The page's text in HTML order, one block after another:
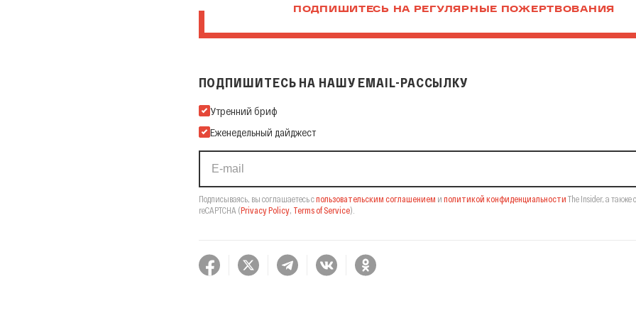
ПОДПИШИТЕСЬ НА РЕГУЛЯРНЫЕ ПОЖЕРТВОВАНИЯ
ПОДПИШИТЕСЬ НА НАШУ EMAIL-РАССЫЛКУ
Подпишитесь на нашу Email-рассылку
Утренний бриф
Еженедельный дайджест
Подписываясь, вы соглашаетесь спользовательским соглашением и политикой конфиденциальности The Insider, а также
reCAPTCHA (Privacy Policy, Terms of Service).